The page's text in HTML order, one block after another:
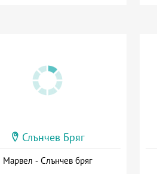
Слънчев Бряг
Марвел - Слънчев бряг